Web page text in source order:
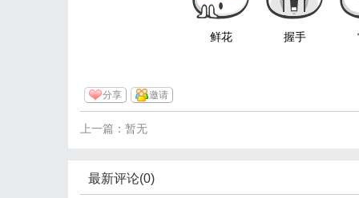
鲜花 握手
分享 邀请
上一篇：暂无
最新评论(0)